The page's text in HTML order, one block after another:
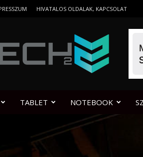
HIVATALOS OLDALAK, KAPCSOLAT
TABLET NOTEBOOK